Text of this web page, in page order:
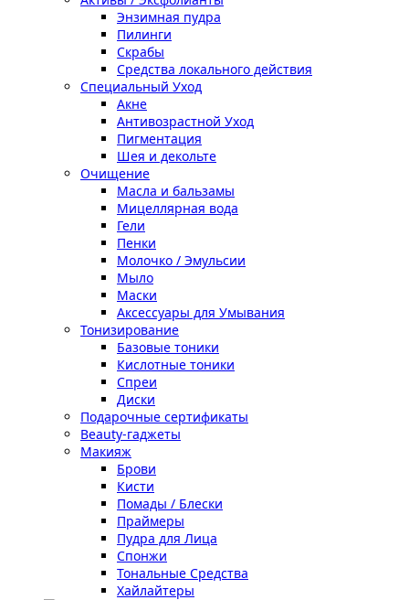
Энзимная пудра
Пилинги
Скрабы
Средства локального действия
Специальный Уход
Акне
Антивозрастной Уход
Пигментация
Шея и декольте
Очищение
Масла и бальзамы
Мицеллярная вода
Гели
Пенки
Молочко / Эмульсии
Мыло
Маски
Аксессуары для Умывания
Тонизирование
Базовые тоники
Кислотные тоники
Спреи
Диски
Подарочные сертификаты
Beauty-гаджеты
Макияж
Брови
Кисти
Помады / Блески
Праймеры
Пудра для Лица
Спонжи
Тональные Средства
Хайлайтеры